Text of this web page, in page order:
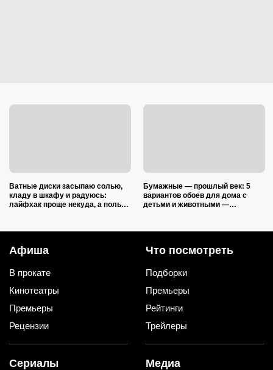
Ватные диски засыпаю солью,
кладу в шкафу и радуюсь:
лайфхак проще некуда, а пользы
Бумажные — прошлый век: 5
вариантов обоев для дома с
детьми и животными —
Афиша
В прокате
Кинотеатры
Премьеры
Рецензии
Что посмотреть
Подборки
Премьеры
Рейтинги
Трейлеры
Сериалы Медиа